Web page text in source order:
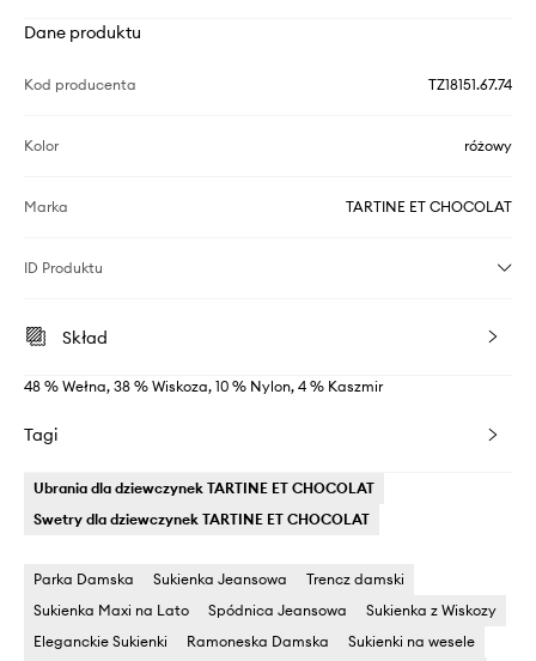
Dane produktu
Kod producenta TZ18151.67.74
Kolor różowy
Marka TARTINE ET CHOCOLAT
ID Produktu
Skład
48 % Wełna, 38 % Wiskoza, 10 % Nylon, 4 % Kaszmir
Tagi
Ubrania dla dziewczynek TARTINE ET CHOCOLAT
Swetry dla dziewczynek TARTINE ET CHOCOLAT
Parka Damska Sukienka Jeansowa
Trencz damski
Sukienka Maxi na Lato
Spódnica Jeansowa
Sukienka z Wiskozy
Eleganckie Sukienki
Ramoneska Damska
Sukienki na wesele